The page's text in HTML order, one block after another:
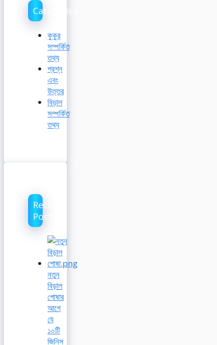
Categories
কুকুর
সম্পর্কিত
তথ্য
প্রশ্ন
এবং
উত্তর
বিড়াল
সম্পর্কিত
তথ্য
Recent
Post
নতুন
বিড়াল
পোষার
আগে
যে
১০টি
জিনিস